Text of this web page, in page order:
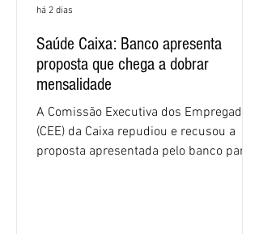
Saúde Caixa: Banco apresenta
proposta que chega a dobrar
mensalidade
A Comissão Executiva dos Empregados
(CEE) da Caixa repudiou e recusou a
proposta apresentada pelo banco para o
há 2 dias